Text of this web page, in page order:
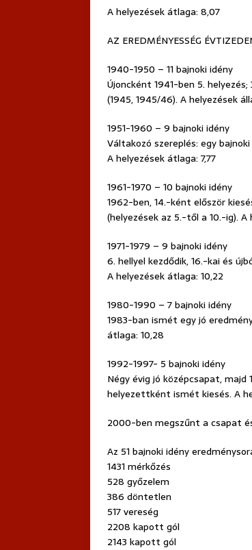
A helyezések átlaga: 8,07
AZ EREDMÉNYESSÉG
1940-1950 – 11 bajnoki idény
Újoncként 1941-ben 5.
(1945, 1945/46). A helyezések
1951-1960 – 9 bajnoki idény
Váltakozó szereplés: egy
A helyezések átlaga: 7,77
1961-1970 – 10 bajnoki idény
1962-ben, 14.-ként először
(helyezések az 5.-től a 10.-ig).
1971-1979 – 9 bajnoki idény
6. hellyel kezdődik, 16.-kai és
A helyezések átlaga: 10,22
1980-1990 – 7 bajnoki idény
1983-ban ismét egy jó
átlaga: 10,28
1992-1997- 5 bajnoki idény
Négy évig jó középcsapat,
helyezettként ismét kiesés. A
2000-ben megszűnt a csapat
Az 51 bajnoki idény
1431 mérkőzés
528 győzelem
386 döntetlen
517 vereség
2208 kapott gól
2143 kapott gól